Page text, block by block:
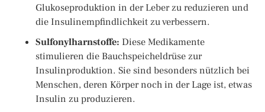
Glukoseproduktion in der Leber zu reduzieren und
die Insulinempfindlichkeit zu verbessern.
Sulfonylharnstoffe: Diese Medikamente
stimulieren die Bauchspeicheldrüse zur
Insulinproduktion. Sie sind besonders nützlich bei
Menschen, deren Körper noch in der Lage ist, etwas
Insulin zu produzieren.